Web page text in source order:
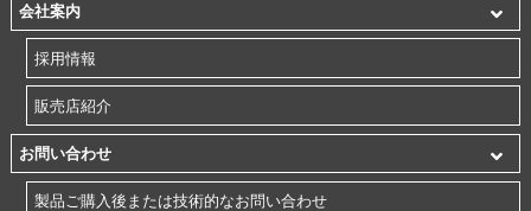
会社案内
採用情報
販売店紹介
お問い合わせ
製品ご購入後または技術的なお問い合わせ